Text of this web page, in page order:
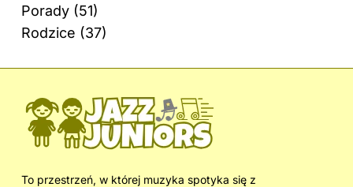
Porady (51)
Rodzice (37)
To przestrzeń, w której muzyka spotyka się z